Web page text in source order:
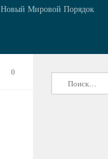
Новый Мировой Порядок
0